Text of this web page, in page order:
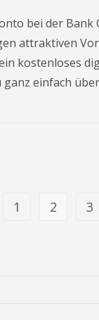
bei der Bank
attraktiven
kostenloses
einfach
zur vorherigen Seite
1 2 3